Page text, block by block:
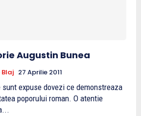
Augustin Bunea
27 Aprilie 2011
expuse dovezi ce demonstreaza
poporului roman. O atentie